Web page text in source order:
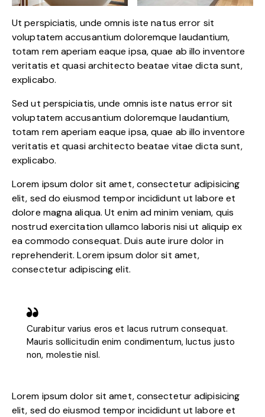
Ut perspiciatis, unde omnis iste natus error sit
voluptatem accusantium doloremque laudantium,
totam rem aperiam eaque ipsa, quae ab illo inventore
veritatis et quasi architecto beatae vitae dicta sunt,
explicabo.
Sed ut perspiciatis, unde omnis iste natus error sit
voluptatem accusantium doloremque laudantium,
totam rem aperiam eaque ipsa, quae ab illo inventore
veritatis et quasi architecto beatae vitae dicta sunt,
explicabo.
Lorem ipsum dolor sit amet, consectetur adipisicing
elit, sed do eiusmod tempor incididunt ut labore et
dolore magna aliqua. Ut enim ad minim veniam, quis
nostrud exercitation ullamco laboris nisi ut aliquip ex
ea commodo consequat. Duis aute irure dolor in
reprehenderit. Lorem ipsum dolor sit amet,
consectetur adipiscing elit.
Curabitur varius eros et lacus rutrum consequat.
Mauris sollicitudin enim condimentum, luctus justo
non, molestie nisl.
Lorem ipsum dolor sit amet, consectetur adipisicing
elit, sed do eiusmod tempor incididunt ut labore et